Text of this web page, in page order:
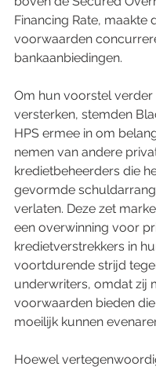
Financing Rate, maakte
voorwaarden
bankaanbiedingen.
Om hun voorstel verder
versterken, stemden
HPS ermee in om
nemen van andere
kredietbeheerders die
gevormde
verlaten. Deze zet
een overwinning voor
kredietverstrekkers in
voortdurende strijd
underwriters, omdat zij
voorwaarden bieden
moeilijk kunnen
Hoewel